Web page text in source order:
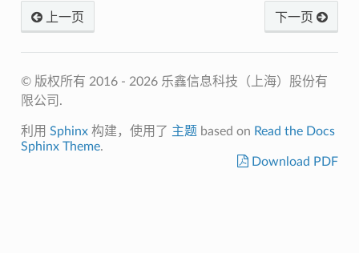
上一页 下一页
© 版权所有 2016 - 2026 乐鑫信息科技（上海）股份有
限公司.
利用 Sphinx构建，使用了 主题 based on Read the Docs
Sphinx Theme.
Download PDF